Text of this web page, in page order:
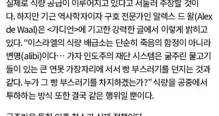
실제로 식량 공급이 이루어지고 있다고 서둘러 주장할 것이
다.하지만 기근 역사학자이자 구호 전문가인 알렉스 드 왈(Alex
de Waal)은<가디언>에 기고한 강력한 글에서 이렇게 밝히고
있다. “이스라엘의 식량 배급소는 단순히 죽음의 함정이 아니라
변명(alibi)이다… 가자 인도주의 재단 시스템은 굶주린 물고기
들이 있는 큰 연못 가장자리에 서서 빵 부스러기를 던지는 것과
같다.누가 그 빵 부스러기를 차지하겠는가?”식량을 공중에서
투하하는 방식 또한 결국 같은 행위일 뿐이다.